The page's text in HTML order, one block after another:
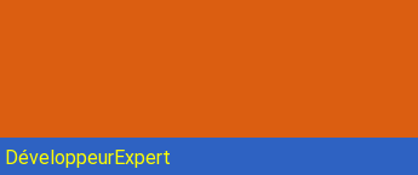
DéveloppeurExpert